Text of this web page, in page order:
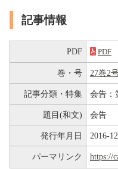
記事情報
PDF PDF
巻・号 27巻2
記事分類・特集 会告：
題目(和文) 会告
発行年月日 2016-
パーマリンク https://